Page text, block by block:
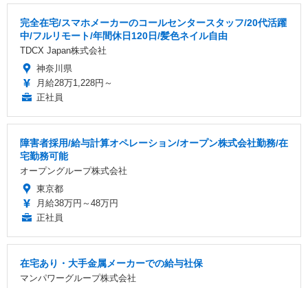
完全在宅/スマホメーカーのコールセンタースタッフ/20代活躍
中/フルリモート/年間休日120日/髪色ネイル自由
TDCX Japan株式会社
神奈川県
月給28万1,228円～
正社員
障害者採用/給与計算オペレーション/オープン株式会社勤務/在
宅勤務可能
オープングループ株式会社
東京都
月給38万円～48万円
正社員
在宅あり・大手金属メーカーでの給与社保
マンパワーグループ株式会社